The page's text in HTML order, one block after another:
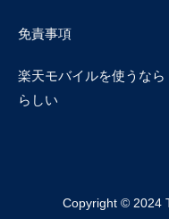
免責事項
楽天モバイルを使うな
らしい
Copyright © 2024